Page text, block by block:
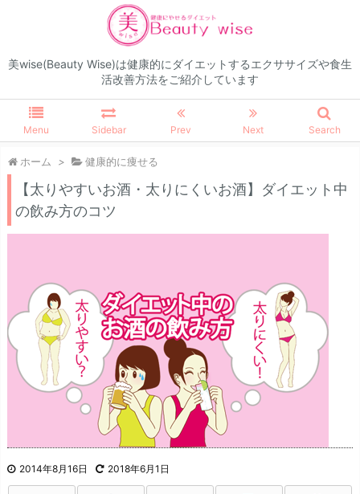
美wise(Beauty Wise)は健康的にダイエットするエクササイズや食生
活改善方法をご紹介しています
Menu Sidebar Prev Next Search
ホーム > 健康的に痩せる
【太りやすいお酒・太りにくいお酒】ダイエット中
の飲み方のコツ
2014年8月16日 2018年6月1日